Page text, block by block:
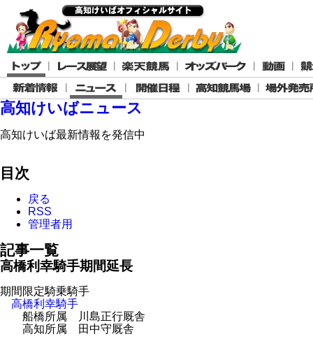
高知けいばニュース
高知けいば最新情報を発信中
目次
戻る
RSS
管理者用
記事一覧
高橋利幸騎手期間延長
期間限定騎乗騎手
高橋利幸騎手
船橋所属 川島正行厩舎
高知所属 田中守厩舎